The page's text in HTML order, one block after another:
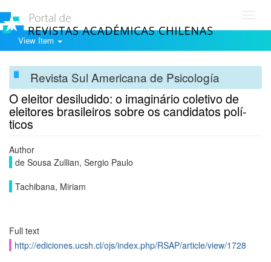
View Item
Revista Sul Americana de Psicología
O eleitor desiludido: o imaginário coletivo de
eleitores brasileiros sobre os candidatos polí­
ticos
Author
de Sousa Zullian, Sergio Paulo
Tachibana, Miriam
Full text
http://ediciones.ucsh.cl/ojs/index.php/RSAP/article/view/1728